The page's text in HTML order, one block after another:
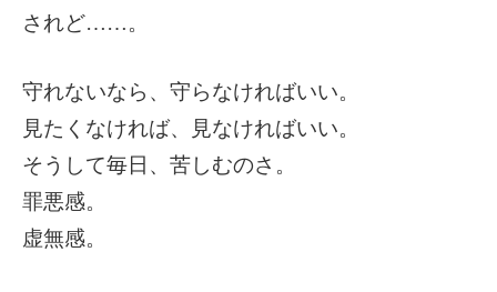
されど……。
守れないなら、守らなければいい。
見たくなければ、見なければいい。
そうして毎日、苦しむのさ。
罪悪感。
虚無感。